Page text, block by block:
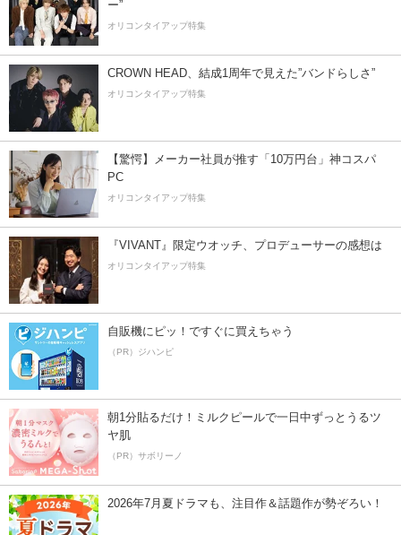
ー”
オリコンタイアップ特集
CROWN HEAD、結成1周年で見えた”バンドらしさ”
オリコンタイアップ特集
【驚愕】メーカー社員が推す「10万円台」神コスパ
PC
オリコンタイアップ特集
『VIVANT』限定ウオッチ、プロデューサーの感想は
オリコンタイアップ特集
自販機にピッ！ですぐに買えちゃう
（PR）ジハンピ
朝1分貼るだけ！ミルクピールで一日中ずっとうるツ
ヤ肌
（PR）サボリーノ
2026年7月夏ドラマも、注目作＆話題作が勢ぞろい！